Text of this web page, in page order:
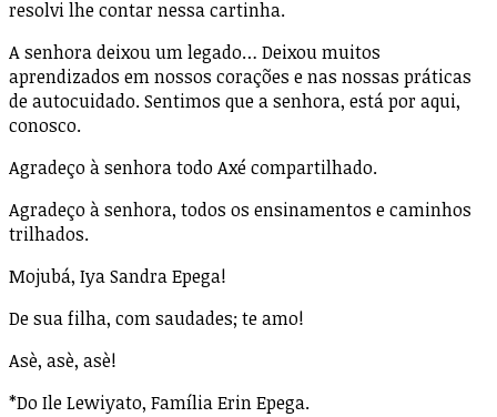
resolvi lhe contar nessa cartinha.
A senhora deixou um legado… Deixou muitos
aprendizados em nossos corações e nas nossas práticas
de autocuidado. Sentimos que a senhora, está por aqui,
conosco.
Agradeço à senhora todo Axé compartilhado.
Agradeço à senhora, todos os ensinamentos e caminhos
trilhados.
Mojubá, Iya Sandra Epega!
De sua filha, com saudades; te amo!
Asè, asè, asè!
*Do Ile Lewiyato, Família Erin Epega.